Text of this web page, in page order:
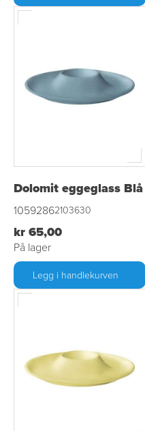
Dolomit eggeglass Blå
10592862103630
kr 65,00
På lager
Legg i handlekurven